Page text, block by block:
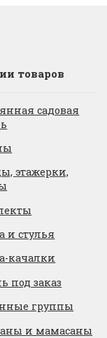
товаров
садовая
этажерки,
и стулья
качалки
под заказ
группы
и мамасаны